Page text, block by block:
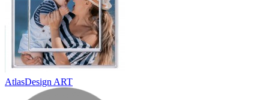
AtlasDesign ART